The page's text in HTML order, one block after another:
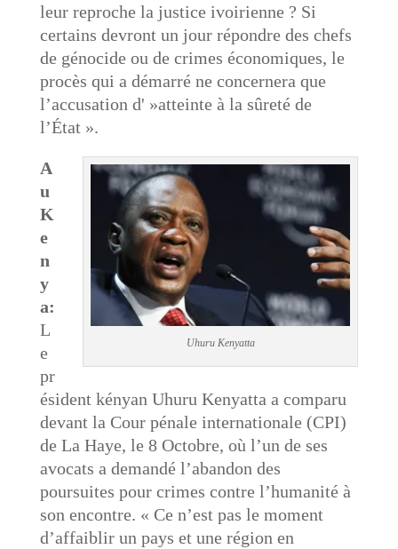
leur reproche la justice ivoirienne ? Si
certains devront un jour répondre des chefs
de génocide ou de crimes économiques, le
procès qui a démarré ne concernera que
l’accusation d' »atteinte à la sûreté de
l’État ».
Uhuru Kenyatta
A
u
K
e
n
y
a:
L
e
pr
ésident kényan Uhuru Kenyatta a comparu
devant la Cour pénale internationale (CPI)
de La Haye, le 8 Octobre, où l’un de ses
avocats a demandé l’abandon des
poursuites pour crimes contre l’humanité à
son encontre. « Ce n’est pas le moment
d’affaiblir un pays et une région en